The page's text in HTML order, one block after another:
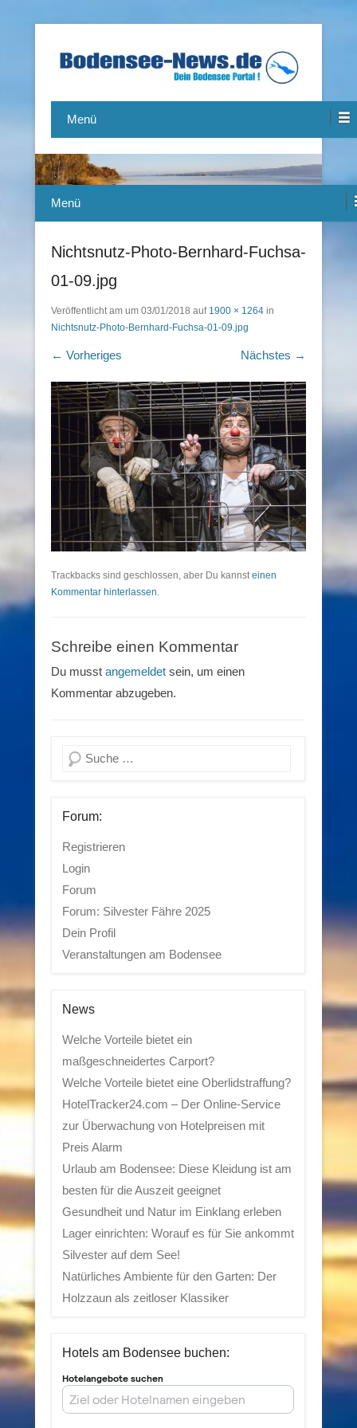
Bodensee-News.de
Menü
Menü
Nichtsnutz-Photo-Bernhard-Fuchsa-
01-09.jpg
Veröffentlicht am um 03/01/2018 auf 1900 × 1264 in
Nichtsnutz-Photo-Bernhard-Fuchsa-01-09.jpg
← Vorheriges Nächstes →
Trackbacks sind geschlossen, aber Du kannst einen
Kommentar hinterlassen
Schreibe einen Kommentar
Du musst angemeldet sein, um einen
Kommentar abzugeben.
Suchen
Forum:
Registrieren
Login
Forum
Forum: Silvester Fähre 2025
Dein Profil
Veranstaltungen am Bodensee
News
Welche Vorteile bietet ein
maßgeschneidertes Carport?
Welche Vorteile bietet eine Oberlidstraffung?
HotelTracker24.com – Der Online-Service
zur Überwachung von Hotelpreisen mit
Preis Alarm
Urlaub am Bodensee: Diese Kleidung ist am
besten für die Auszeit geeignet
Gesundheit und Natur im Einklang erleben
Lager einrichten: Worauf es für Sie ankommt
Silvester auf dem See!
Natürliches Ambiente für den Garten: Der
Holzzaun als zeitloser Klassiker
Hotels am Bodensee buchen: